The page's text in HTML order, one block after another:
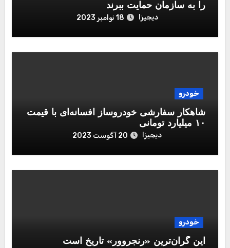
را به سازمان حمایت ببرند‌
دیجیزا 18 نوامبر 2023
خودرو
شاهکار سفارشی خودروساز افسانه‌ای با قیمت
۱۰ میلیارد تومانی
دیجیزا 20 آگوست 2023
خودرو
این گران‌ترین «رنجروور» تاریخ است